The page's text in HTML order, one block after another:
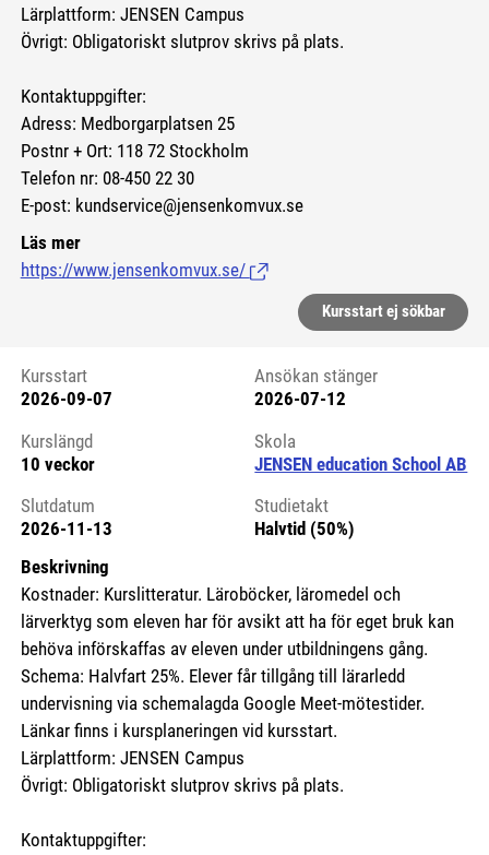
Lärplattform: JENSEN Campus
Övrigt: Obligatoriskt slutprov skrivs på plats.
Kontaktuppgifter:
Adress: Medborgarplatsen 25
Postnr + Ort: 118 72 Stockholm
Telefon nr: 08-450 22 30
E-post: kundservice@jensenkomvux.se
Läs mer
https://www.jensenkomvux.se/ (Länk till extern sida.)
Kursstart ej sökbar
Kursstart 6102022
Kursstart
2026-09-07
Ansökan stänger
2026-07-12
Kurslängd
10 veckor
Skola
JENSEN education School AB
Slutdatum
2026-11-13
Studietakt
Halvtid (50%)
Beskrivning
Kostnader: Kurslitteratur. Läroböcker, läromedel och
lärverktyg som eleven har för avsikt att ha för eget bruk kan
behöva införskaffas av eleven under utbildningens gång.
Schema: Halvfart 25%. Elever får tillgång till lärarledd
undervisning via schemalagda Google Meet-mötestider.
Länkar finns i kursplaneringen vid kursstart.
Lärplattform: JENSEN Campus
Övrigt: Obligatoriskt slutprov skrivs på plats.
Kontaktuppgifter: